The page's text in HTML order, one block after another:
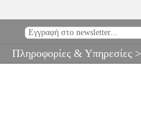
Πληροφορίες & Υπηρεσίες >